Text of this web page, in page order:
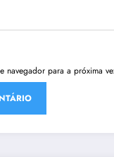
navegador para a próxima